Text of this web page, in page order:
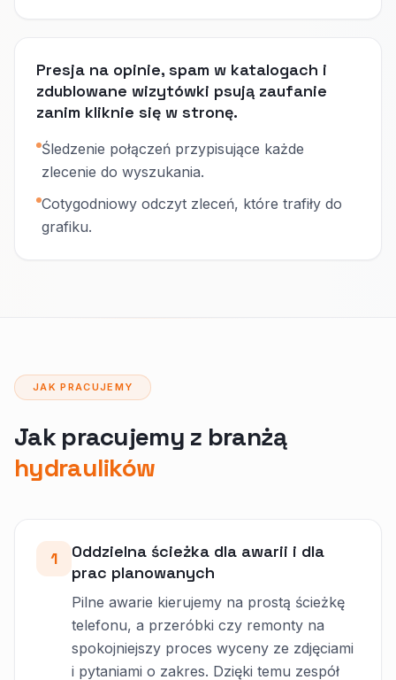
Presja na opinie, spam w katalogach i
zdublowane wizytówki psują zaufanie
zanim kliknie się w stronę.
Śledzenie połączeń przypisujące każde
zlecenie do wyszukania.
Cotygodniowy odczyt zleceń, które trafiły do
grafiku.
JAK PRACUJEMY
Jak pracujemy z branżą
hydraulików
1
Oddzielna ścieżka dla awarii i dla
prac planowanych
Pilne awarie kierujemy na prostą ścieżkę
telefonu, a przeróbki czy remonty na
spokojniejszy proces wyceny ze zdjęciami
i pytaniami o zakres. Dzięki temu zespół